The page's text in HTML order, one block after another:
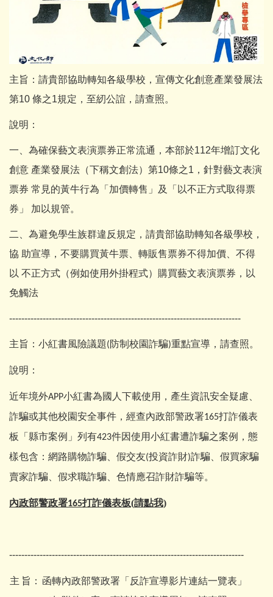
主旨：請貴部協助轉知各級學校，宣傳文化創意產業發展法
第10 條之1規定，至紉公誼，請查照。
說明：
一、為確保藝文表演票券正常流通，本部於112年增訂文化
創意 產業發展法（下稱文創法）第10條之1，針對藝文表演
票券 常見的黃牛行為「加價轉售」及「以不正方式取得票
券」 加以規管。
二、為避免學生族群違反規定，請貴部協助轉知各級學校，
協 助宣導，不要購買黃牛票、轉販售票券不得加價、不得
以 不正方式（例如使用外掛程式）購買藝文表演票券，以
免觸法
----------------------------------------------------------------------------
主旨： 小紅書風險議題(防制校園詐騙)重點宣導，請查照。
說明：
近年境外APP小紅書為國人下載使用，產生資訊安全疑慮、
詐騙或其他校園安全事件，經查內政部警政署165打詐儀表
板「縣市案例」列有423件因使用小紅書遭詐騙之案例，態
樣包含：網路購物詐騙、假交友(投資詐財)詐騙、假買家騙
賣家詐騙、假求職詐騙、色情應召詐財詐騙等。
內政部警政署165打詐儀表板(請點我)
-----------------------------------------------------------------------------
主 旨： 函轉內政部警政署「反詐宣導影片連結一覽表」